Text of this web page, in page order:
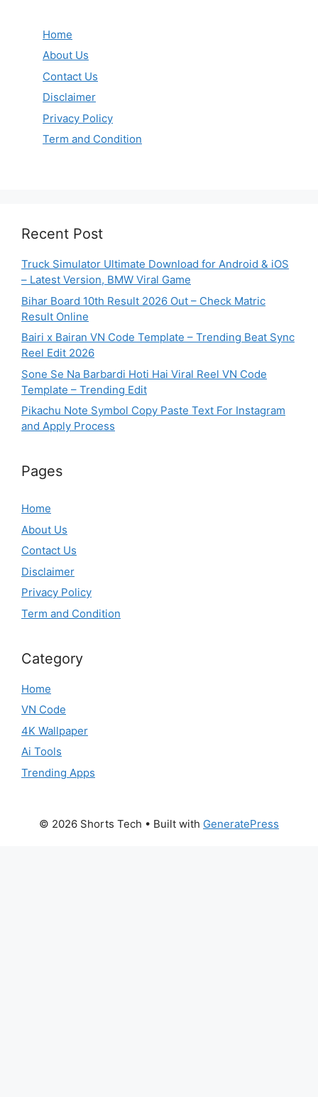
Home
About Us
Contact Us
Disclaimer
Privacy Policy
Term and Condition
Recent Post
Truck Simulator Ultimate Download for Android & iOS
– Latest Version, BMW Viral Game
Bihar Board 10th Result 2026 Out – Check Matric
Result Online
Bairi x Bairan VN Code Template – Trending Beat Sync
Reel Edit 2026
Sone Se Na Barbardi Hoti Hai Viral Reel VN Code
Template – Trending Edit
Pikachu Note Symbol Copy Paste Text For Instagram
and Apply Process
Pages
Home
About Us
Contact Us
Disclaimer
Privacy Policy
Term and Condition
Category
Home
VN Code
4K Wallpaper
Ai Tools
Trending Apps
© 2026 Shorts Tech • Built with GeneratePress